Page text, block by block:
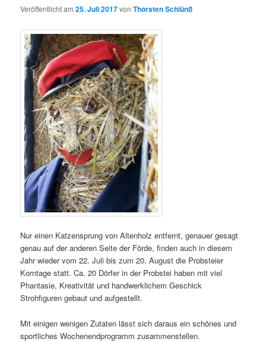
Veröffentlicht am25. Juli 2017vonThorsten Schlünß
Nur einen Katzensprung von Altenholz entfernt, genauer gesagt
genau auf der anderen Seite der Förde, finden auch in diesem
Jahr wieder vom 22. Juli bis zum 20. August die Probsteier
Korntage statt. Ca. 20 Dörfer in der Probstei haben mit viel
Phantasie, Kreativität und handwerklichem Geschick
Strohfiguren gebaut und aufgestellt.
Mit einigen wenigen Zutaten lässt sich daraus ein schönes und
sportliches Wochenendprogramm zusammenstellen.